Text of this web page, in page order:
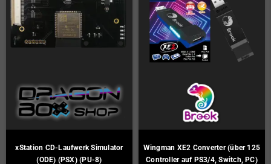
xStation CD-Laufwerk Simulator
(ODE) (PSX) (PU-8)
Wingman XE2 Converter (über 125
Controller auf PS3/4, Switch, PC)